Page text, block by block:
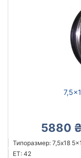
5880 ₴
Типоразмер: 7,5x18
ET: 42